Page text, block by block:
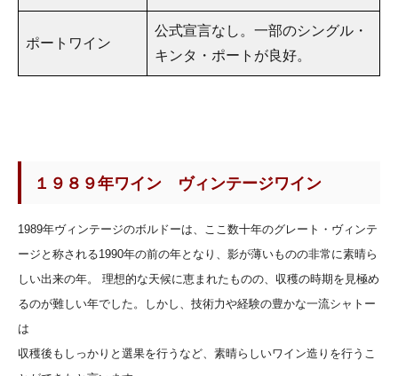
ポートワイン
公式宣言なし。一部のシングル・
キンタ・ポートが良好。
１９８９年ワイン ヴィンテージワイン
1989年ヴィンテージのボルドーは、ここ数十年のグレート・ヴィンテ
ージと称される1990年の前の年となり、影が薄いものの非常に素晴ら
しい出来の年。 理想的な天候に恵まれたものの、収穫の時期を見極め
るのが難しい年でした。しかし、技術力や経験の豊かな一流シャトー
は
収穫後もしっかりと選果を行うなど、素晴らしいワイン造りを行うこ